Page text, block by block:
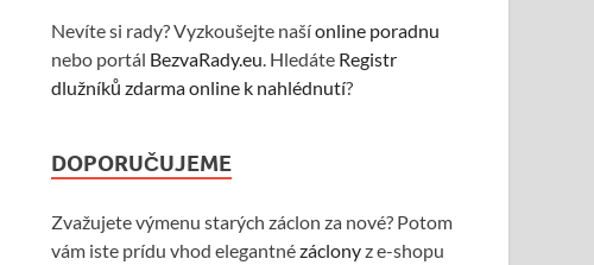
Nevíte si rady? Vyzkoušejte našíonline poradnu
nebo portál BezvaRady.eu. Hledáte Registr
dlužníků zdarma online k nahlédnutí?
DOPORUČUJEME
Zvažujete výmenu starých záclon za nové? Potom
vám iste prídu vhod elegantnézáclonyz e-shopu